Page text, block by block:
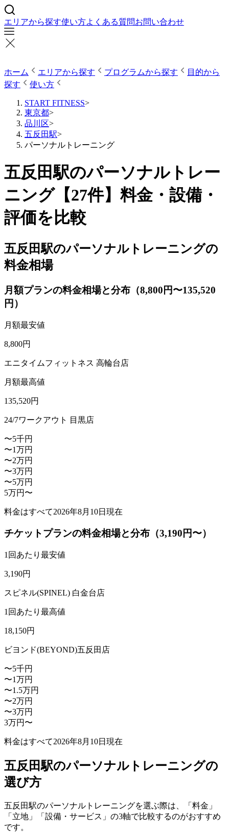
エリアから探す使い方よくある質問お問い合わせ
ホーム エリアから探す プログラムから探す
目的から
探す
使い方
START FITNESS>
東京都>
品川区>
五反田駅>
パーソナルトレーニング
五反田駅のパーソナルトレー
ニング【27件】料金・設備・
評価を比較
五反田駅のパーソナルトレーニングの
料金相場
月額プランの料金相場と分布（8,800円〜135,520
円）
月額最安値
8,800円
エニタイムフィットネス 高輪台店
月額最高値
135,520円
24/7ワークアウト 目黒店
〜5千円
〜1万円
〜2万円
〜3万円
〜5万円
5万円〜
料金はすべて2026年8月10日 現在
チケットプランの料金相場と分布（3,190円〜）
1回あたり最安値
3,190円
スピネル(SPINEL) 白金台店
1回あたり最高値
18,150円
ビヨンド(BEYOND)五反田店
〜5千円
〜1万円
〜1.5万円
〜2万円
〜3万円
3万円〜
料金はすべて2026年8月10日 現在
五反田駅のパーソナルトレーニングの
選び方
五反田駅のパーソナルトレーニングを選ぶ際は、「料金」
「立地」「設備・サービス」の3軸で比較するのがおすすめ
です。